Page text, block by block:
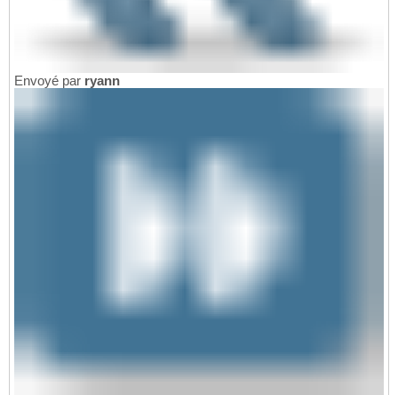
Envoyé par ryann